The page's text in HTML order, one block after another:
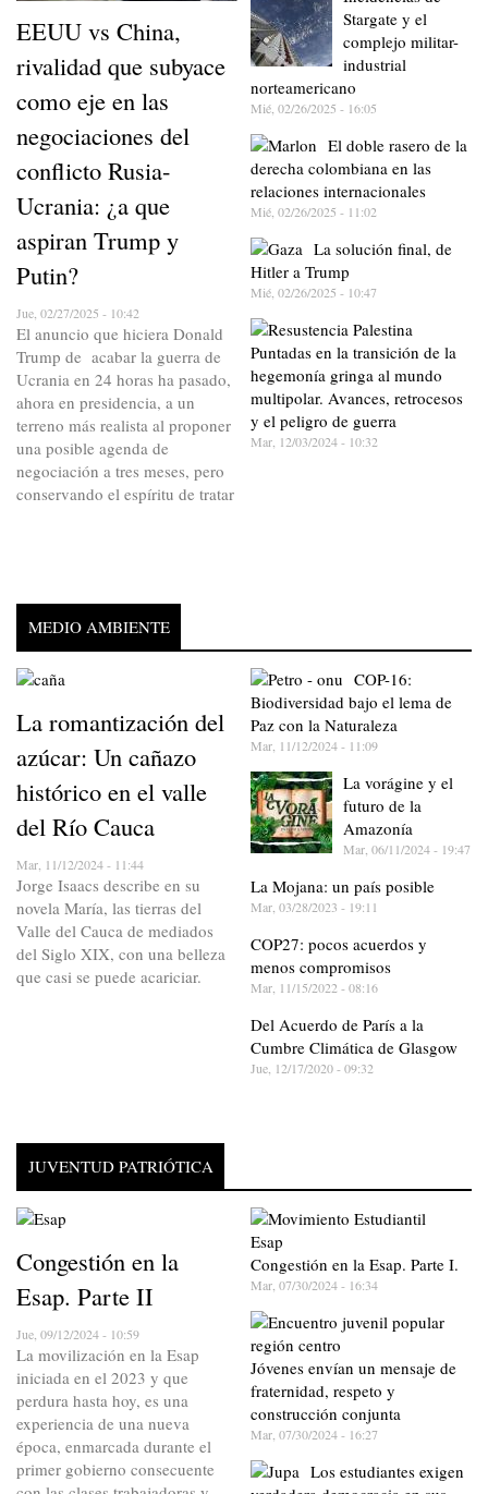
EEUU vs China,
rivalidad que subyace
como eje en las
negociaciones del
conflicto Rusia-
Ucrania: ¿a que
aspiran Trump y
Putin?
Jue, 02/27/2025 - 10:42
El anuncio que hiciera Donald
Trump de acabar la guerra de
Ucrania en 24 horas ha pasado,
ahora en presidencia, a un
terreno más realista al proponer
una posible agenda de
negociación a tres meses, pero
conservando el espíritu de tratar
Stargate y el
complejo militar-
industrial
norteamericano
Mié, 02/26/2025 - 16:05
El doble rasero de la
derecha colombiana en las
relaciones internacionales
Mié, 02/26/2025 - 11:02
La solución final, de
Hitler a Trump
Mié, 02/26/2025 - 10:47
Puntadas en la transición de la
hegemonía gringa al mundo
multipolar. Avances, retrocesos
y el peligro de guerra
Mar, 12/03/2024 - 10:32
MEDIO AMBIENTE
La romantización del
azúcar: Un cañazo
histórico en el valle
del Río Cauca
Mar, 11/12/2024 - 11:44
Jorge Isaacs describe en su
novela María, las tierras del
Valle del Cauca de mediados
del Siglo XIX, con una belleza
que casi se puede acariciar.
COP-16:
Biodiversidad bajo el lema de
Paz con la Naturaleza
Mar, 11/12/2024 - 11:09
La vorágine y el
futuro de la
Amazonía
Mar, 06/11/2024 - 19:47
La Mojana: un país posible
Mar, 03/28/2023 - 19:11
COP27: pocos acuerdos y
menos compromisos
Mar, 11/15/2022 - 08:16
Del Acuerdo de París a la
Cumbre Climática de Glasgow
Jue, 12/17/2020 - 09:32
JUVENTUD PATRIÓTICA
Congestión en la
Esap. Parte II
Jue, 09/12/2024 - 10:59
La movilización en la Esap
iniciada en el 2023 y que
perdura hasta hoy, es una
experiencia de una nueva
época, enmarcada durante el
primer gobierno consecuente
Congestión en la Esap. Parte I.
Mar, 07/30/2024 - 16:34
Jóvenes envían un mensaje de
fraternidad, respeto y
construcción conjunta
Mar, 07/30/2024 - 16:27
Los estudiantes exigen